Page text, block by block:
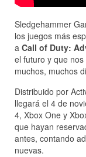
Sledgehammer
los juegos más
a Call of Duty:
el futuro y que
muchos, muchos
Distribuido por
llegará el 4 de
4, Xbox One y
que hayan
antes, contando
nuevas.